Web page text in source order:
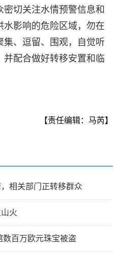
切关注水情预警信息和
水影响的危险区域，勿在
集、逗留、围观，自觉听
并配合做好转移安置和临
【责任编辑：马芮】
相关部门正转移群众
火
数百万欧元珠宝被盗